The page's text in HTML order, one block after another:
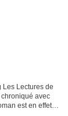
Les Lectures de
avec
est en effet